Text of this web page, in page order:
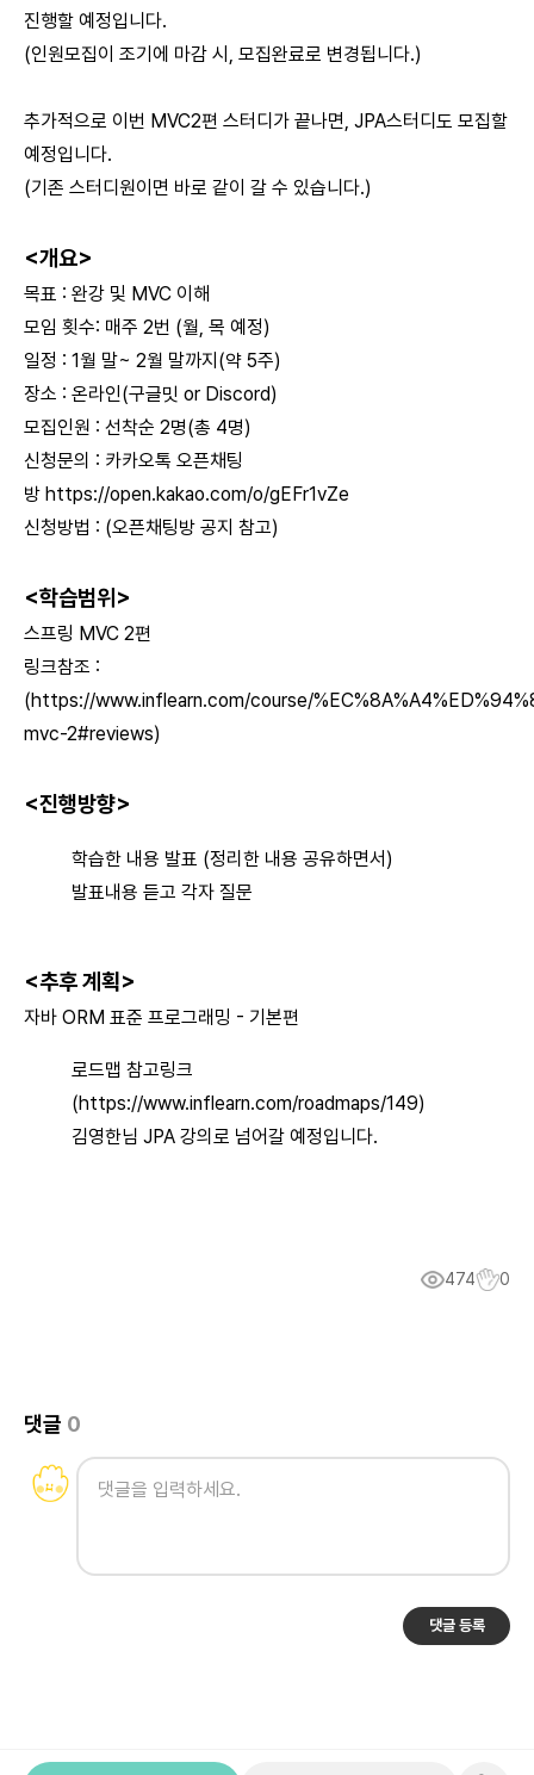
진행할 예정입니다.
(인원모집이 조기에 마감 시, 모집완료로 변경됩니다.)
추가적으로 이번 MVC2편 스터디가 끝나면, JPA스터디도 모집할
예정입니다.
(기존 스터디원이면 바로 같이 갈 수 있습니다.)
<개요>
목표 : 완강 및 MVC 이해
모임 횟수: 매주 2번 (월, 목 예정)
일정 : 1월 말~ 2월 말까지(약 5주)
장소 : 온라인(구글밋 or Discord)
모집인원 : 선착순 2명(총 4명)
신청문의 : 카카오톡 오픈채팅
방 https://open.kakao.com/o/gEFr1vZe
신청방법 : (오픈채팅방 공지 참고)
<학습범위>
스프링 MVC 2편
링크참조 :
(https://www.inflearn.com/course/
mvc-2#reviews)
<진행방향>
학습한 내용 발표 (정리한 내용 공유하면서)
발표내용 듣고 각자 질문
<추후 계획>
자바 ORM 표준 프로그래밍 - 기본편
로드맵 참고링크
(https://www.inflearn.com/roadmaps/149)
김영한님 JPA 강의로 넘어갈 예정입니다.
474 0
댓글 0
댓글 등록